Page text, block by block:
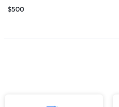
$500